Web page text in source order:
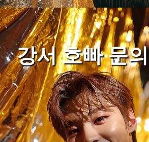
강서 호빠 문의